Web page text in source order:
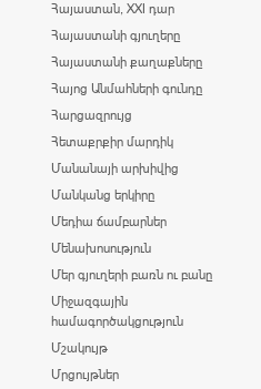
Հայաստան, XXI դար
Հայաստանի գյուղերը
Հայաստանի քաղաքները
Հայոց Անմահների գունդը
Հարցազրույց
Հետաքրքիր մարդիկ
Մանանայի արխիվից
Մանկանց երկիրը
Մեդիա ճամբարներ
Մենախոսություն
Մեր գյուղերի բառն ու բանը
Միջազգային
համագործակցություն
Մշակույթ
Մրցույթներ